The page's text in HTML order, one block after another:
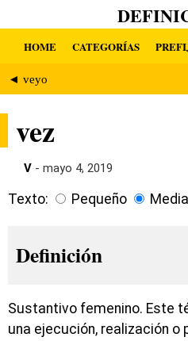
HOME CATEGORÍAS
◄ veyo
vez
V - mayo 4, 2019
Texto: Pequeño
Definición
Sustantivo femenino. Este
una ejecución, realización o